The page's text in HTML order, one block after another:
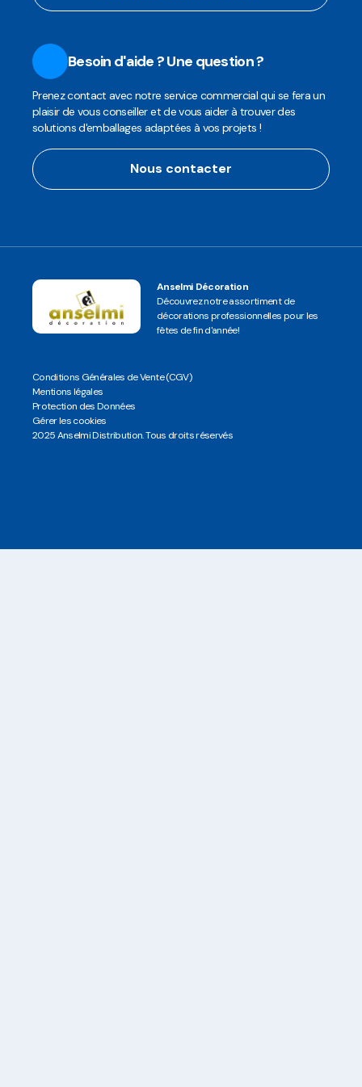
Besoin d'aide ? Une question ?
Prenez contact avec notre service commercial qui se fera un
plaisir de vous conseiller et de vous aider à trouver des
solutions d'emballages adaptées à vos projets !
Nous contacter
Anselmi Décoration
Découvrez notre assortiment de
décorations professionnelles pour les
fêtes de fin d'année!
Conditions Générales de Vente (CGV)
Mentions légales
Protection des Données
Gérer les cookies
2025 Anselmi Distribution. Tous droits réservés